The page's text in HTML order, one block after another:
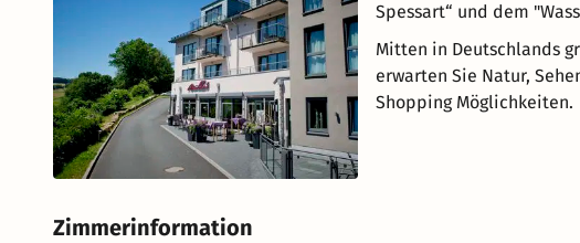
Spessart“ und dem
Mitten in Deutschlands
erwarten Sie Natur,
Shopping Möglichkeiten.
Zimmerinformation